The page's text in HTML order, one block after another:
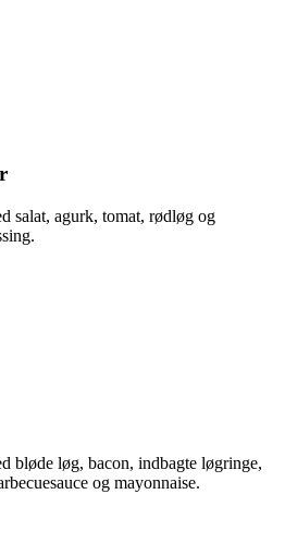
salat, agurk, tomat, rødløg og
bløde løg, bacon, indbagte løgringe,
og mayonnaise.